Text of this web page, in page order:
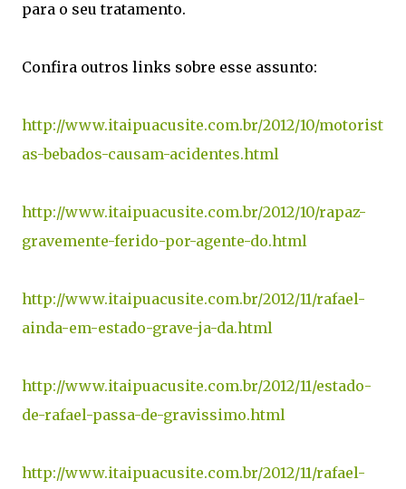
para o seu tratamento.
Confira outros links sobre esse assunto:
http://www.itaipuacusite.com.br/2012/10/motorist
as-bebados-causam-acidentes.html
http://www.itaipuacusite.com.br/2012/10/rapaz-
gravemente-ferido-por-agente-do.html
http://www.itaipuacusite.com.br/2012/11/rafael-
ainda-em-estado-grave-ja-da.html
http://www.itaipuacusite.com.br/2012/11/estado-
de-rafael-passa-de-gravissimo.html
http://www.itaipuacusite.com.br/2012/11/rafael-